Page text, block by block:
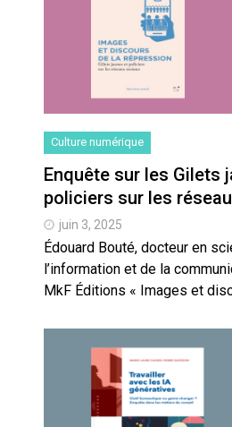
Culture numérique
Enquête sur les Gilets
policiers sur les
juin 3, 2025
Édouard Bouté, docteur en
l’information et de la
MkF Éditions « Images et